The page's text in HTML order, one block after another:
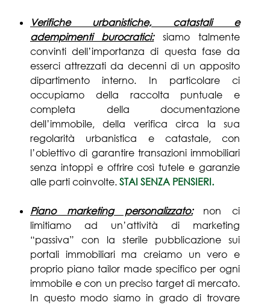
Verifiche urbanistiche, catastali e
adempimenti burocratici:siamo talmente
convinti dell’importanza di questa fase da
esserci attrezzati da decenni di un apposito
dipartimento interno. In particolare ci
occupiamo della raccolta puntuale e
completa della documentazione
dell’immobile, della verifica circa la sua
regolarità urbanistica e catastale, con
l’obiettivo di garantire transazioni immobiliari
senza intoppi e offrire così tutele e garanzie
alle parti coinvolte. STAI SENZA PENSIERI.
Piano marketing personalizzato:non ci
limitiamo ad un’attività di marketing
“passiva” con la sterile pubblicazione sui
portali immobiliari ma creiamo un vero e
proprio piano tailor made specifico per ogni
immobile e con un preciso target di mercato.
In questo modo siamo in grado di trovare